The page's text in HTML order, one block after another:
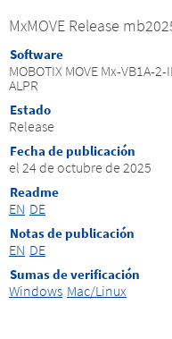
MxMOVE Release
Software
MOBOTIX MOVE Mx-VB1A-
ALPR
Estado
Release
Fecha de publicación
el 24 de octubre de 2025
Readme
EN DE
Notas de publicación
EN DE
Sumas de verificación
Windows Mac/Linux